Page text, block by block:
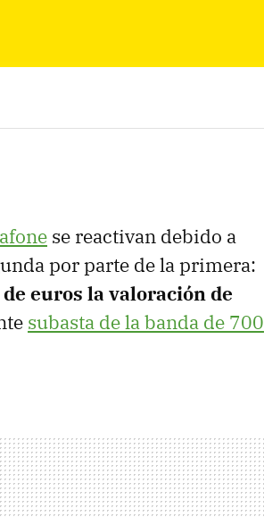
se reactivan debido a
por parte de la primera:
euros la valoración de
subasta de la banda de 700